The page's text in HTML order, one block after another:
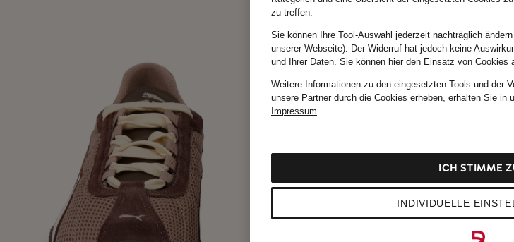
zu treffen.
Sie können Ihre Tool-Auswahl jederzeit nachträglich
unserer Webseite). Der Widerruf hat jedoch keine
und Ihrer Daten. Sie können hierden Einsatz von Cookies
Weitere Informationen zu den eingesetzten Tools und der
unsere Partner durch die Cookies erheben, erhalten Sie in
Impressum.
INDIVIDUELLE
ICH STIMME